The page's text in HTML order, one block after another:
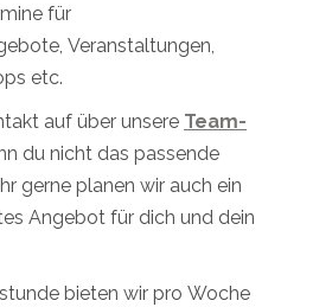
für
Veranstaltungen,
etc.
auf über unsere Team-
du nicht das passende
gerne planen wir auch ein
Angebot für dich und dein
bieten wir pro Woche